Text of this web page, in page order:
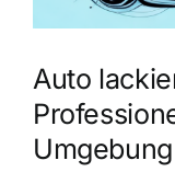
Auto
Umgebung